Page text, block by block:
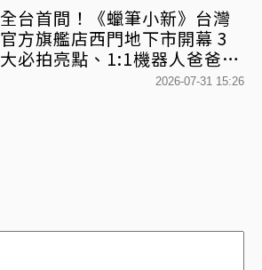
全台首間！《蠟筆小新》台灣
官方旗艦店西門地下市開幕 3
大必拍亮點、1:1機器人爸爸、
百款日本直送周邊快搶2026-07-31 15:26